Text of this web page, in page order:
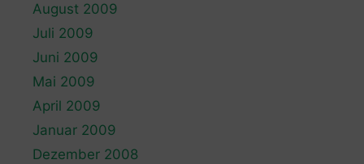
August 2009
Juli 2009
Juni 2009
Mai 2009
April 2009
Januar 2009
Dezember 2008